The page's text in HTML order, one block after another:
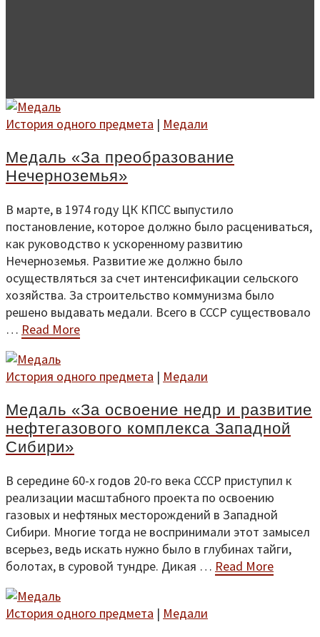
История одного предмета | Медали
Медаль «За преобразование
Нечерноземья»
В марте, в 1974 году ЦК КПСС выпустило
постановление, которое должно было расцениваться,
как руководство к ускоренному развитию
Нечерноземья. Развитие же должно было
осуществляться за счет интенсификации сельского
хозяйства. За строительство коммунизма было
решено выдавать медали. Всего в СССР существовало
… Read More
История одного предмета | Медали
Медаль «За освоение недр и развитие
нефтегазового комплекса Западной
Сибири»
В середине 60-х годов 20-го века СССР приступил к
реализации масштабного проекта по освоению
газовых и нефтяных месторождений в Западной
Сибири. Многие тогда не воспринимали этот замысел
всерьез, ведь искать нужно было в глубинах тайги,
болотах, в суровой тундре. Дикая … Read More
История одного предмета | Медали